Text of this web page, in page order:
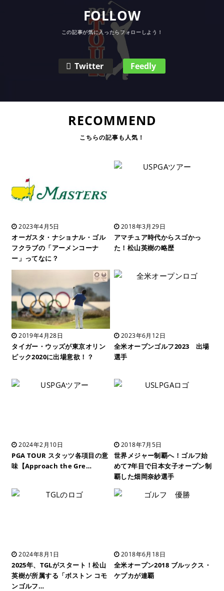
FOLLOW
Twitter Feedly
RECOMMEND
2023年4月5日
オーガスタ・ナショナル・ゴル
フクラブの「アーメンコーナ
ー」ってなに？
2018年3月29日
アマチュア時代からスゴかっ
た！松山英樹の略歴
2019年4月28日
タイガー・ウッズが東京オリン
ピック2020に出場意欲！？
2023年6月12日
全米オープンゴルフ2023 出場
選手
2024年2月10日
PGA TOUR スタッツ各項目の意
味【Approach the Gre…
2018年7月5日
世界メジャー制覇へ！ゴルフ始
めて7年目で日本女子オープン制
覇した畑岡奈紗選手
2024年8月1日
2025年、TGLがスタート！松山
英樹が所属する「ボストン コモ
ンゴルフ…
2018年6月18日
全米オープン2018 ブルックス・
ケプカが連覇